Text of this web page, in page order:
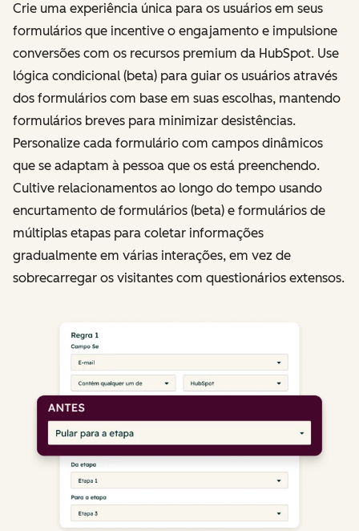
Crie uma experiência única para os usuários em seus
formulários que incentive o engajamento e impulsione
conversões com os recursos premium da HubSpot. Use
lógica condicional (beta) para guiar os usuários através
dos formulários com base em suas escolhas, mantendo
formulários breves para minimizar desistências.
Personalize cada formulário com campos dinâmicos
que se adaptam à pessoa que os está preenchendo.
Cultive relacionamentos ao longo do tempo usando
encurtamento de formulários (beta) e formulários de
múltiplas etapas para coletar informações
gradualmente em várias interações, em vez de
sobrecarregar os visitantes com questionários extensos.